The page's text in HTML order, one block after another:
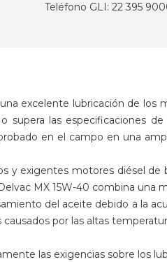
Teléfono GLI: 22 395
excelente lubricación de los
las especificaciones
en el campo en una
y exigentes motores diésel de
MX 15W-40 combina una
del aceite debido a la
por las altas
las exigencias sobre los